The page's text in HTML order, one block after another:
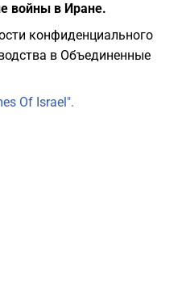
войны в Иране.
конфиденциального
в Объединенные
Of Israel".